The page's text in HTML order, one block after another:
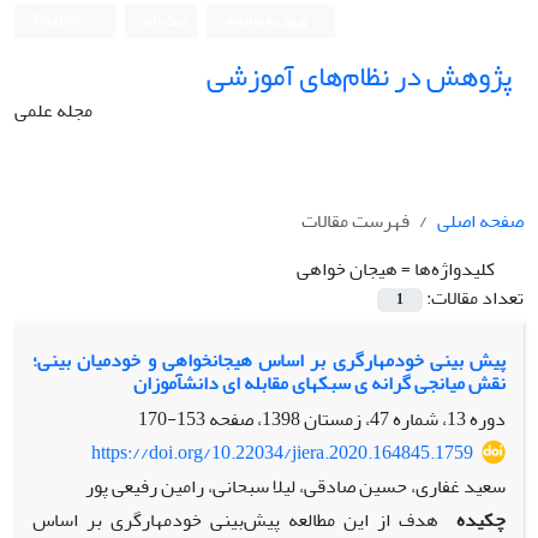
پژوهش در نظام‌های آموزشی
مجله علمی
صفحه اصلی
فهرست مقالات
کلیدواژه‌ها =هیجان‏ خواهی
تعداد مقالات:
1
پیش ‏بینی خودمهارگری بر اساس هیجان‏خواهی و خودمیان‏ بینی؛
نقش میانجی‏ گرانه‏ ی سبک‏های مقابله ‏ای دانش‏آموزان
دوره 13، شماره 47، زمستان 1398، صفحه
153-170
https://doi.org/10.22034/jiera.2020.164845.1759
سعید غفاری، حسین صادقی، لیلا سبحانی، رامین رفیعی پور
چکیده هدف از این مطالعه پیش‌بینی خودمهارگری بر اساس